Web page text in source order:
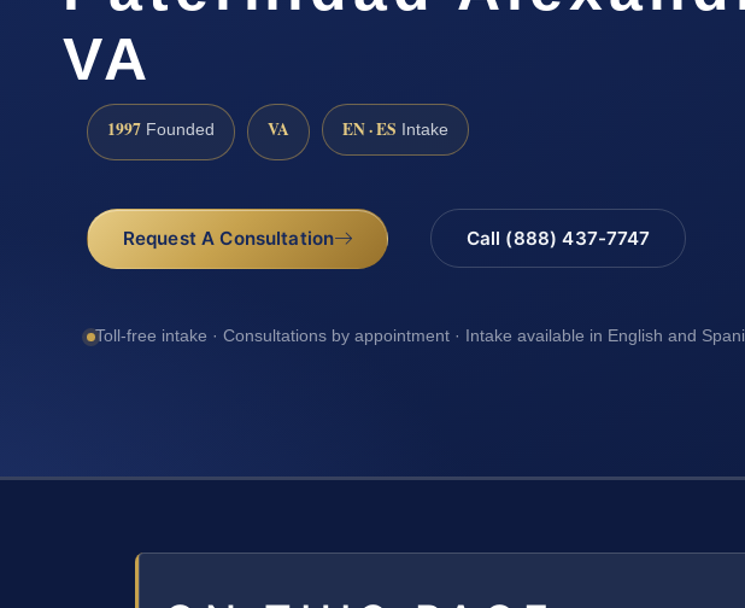
VA
1997 Founded VA EN · ES Intake
Request A Consultation Call (888) 437-7747
Toll-free intake · Consultations by appointment · Intake available in English and